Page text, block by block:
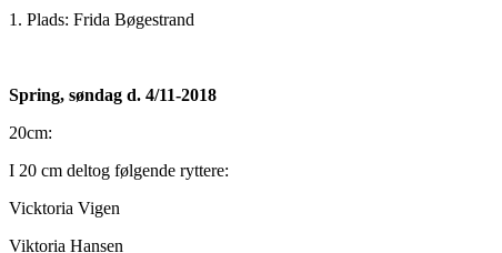
1. Plads: Frida Bøgestrand
Spring, søndag d. 4/11-2018
20cm:
I 20 cm deltog følgende ryttere:
Vicktoria Vigen
Viktoria Hansen